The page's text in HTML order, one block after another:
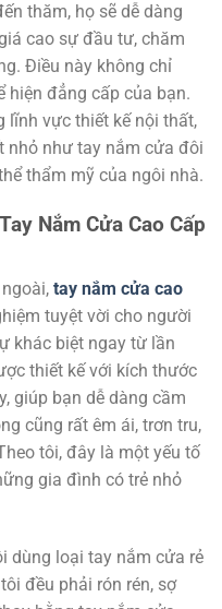
thăm, họ sẽ dễ dàng
cao sự đầu tư, chăm
Điều này không chỉ
hiện đẳng cấp của bạn.
lĩnh vực thiết kế nội thất,
nhỏ như tay nắm cửa đôi
thẩm mỹ của ngôi nhà.
Nắm Cửa Cao Cấp
tay nắm cửa cao
tuyệt vời cho người
khác biệt ngay từ lần
thiết kế với kích thước
giúp bạn dễ dàng cầm
cũng rất êm ái, trơn tru,
tôi, đây là một yếu tố
gia đình có trẻ nhỏ
dùng loại tay nắm cửa rẻ
đều phải rón rén, sợ